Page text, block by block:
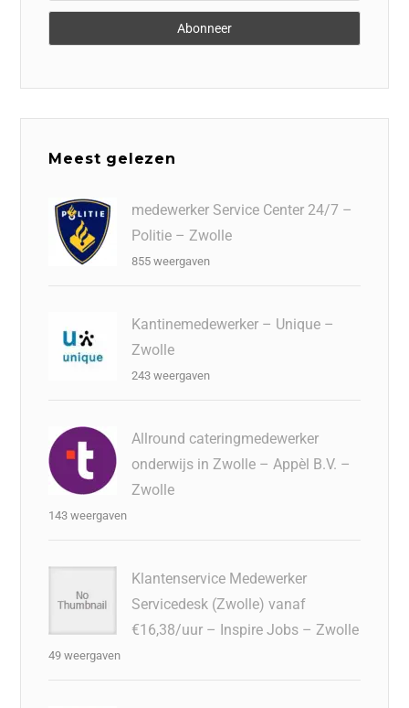
Meest gelezen
medewerker Service Center 24/7 –
Politie – Zwolle
855 weergaven
Kantinemedewerker – Unique –
Zwolle
243 weergaven
Allround cateringmedewerker
onderwijs in Zwolle – Appèl B.V. –
Zwolle
143 weergaven
Klantenservice Medewerker
Servicedesk (Zwolle) vanaf
€16,38/uur – Inspire Jobs – Zwolle
49 weergaven